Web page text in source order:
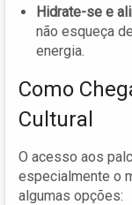
Hidrate-se e
não esqueça
energia.
Como
Cultural
O acesso aos
especialmente o
algumas opções: